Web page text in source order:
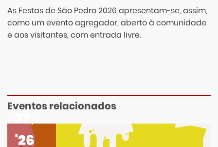
As Festas de São Pedro 2026 apresentam-se, assim,
como um evento agregador, aberto à comunidade
e aos visitantes, com entrada livre.
Eventos relacionados
'26